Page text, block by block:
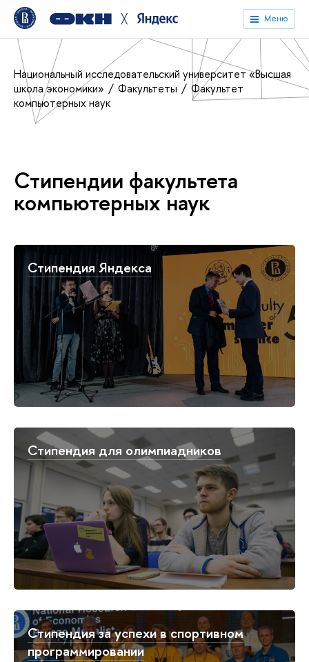
╳ Меню
Национальный исследовательский университет «Высшая
школа экономики»
Факультеты
Факультет
компьютерных наук
Стипендии факультета
компьютерных наук
Стипендия Яндекса
Стипендия для олимпиадников
Стипендия за успехи в спортивном
программировании